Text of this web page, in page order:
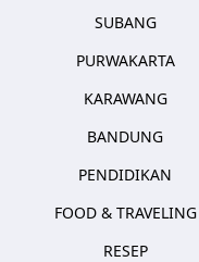
SUBANG
PURWAKARTA
KARAWANG
BANDUNG
PENDIDIKAN
FOOD & TRAVELING
RESEP